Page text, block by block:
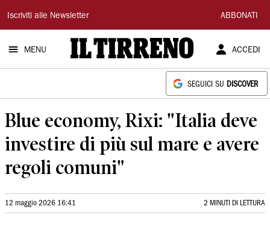
Il
Tirreno
Iscriviti alle Newsletter ABBONATI
MENU ACCEDI
SEGUICI SU DISCOVER
Blue economy, Rixi: "Italia deve
investire di più sul mare e avere
regoli comuni"
12 maggio 2026 16:41 2 MINUTI DI LETTURA